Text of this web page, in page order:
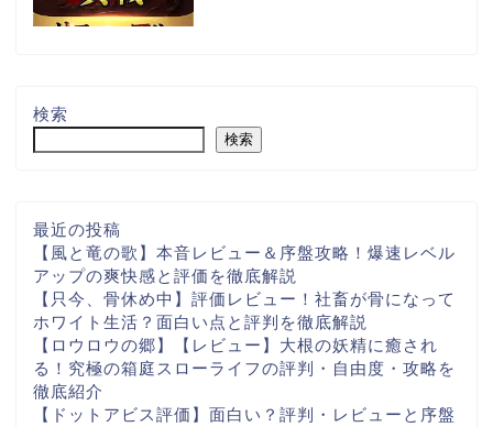
検索
検索
最近の投稿
【風と竜の歌】本音レビュー＆序盤攻略！爆速レベル
アップの爽快感と評価を徹底解説
【只今、骨休め中】評価レビュー！社畜が骨になって
ホワイト生活？面白い点と評判を徹底解説
【ロウロウの郷】【レビュー】大根の妖精に癒され
る！究極の箱庭スローライフの評判・自由度・攻略を
徹底紹介
【ドットアビス評価】面白い？評判・レビューと序盤